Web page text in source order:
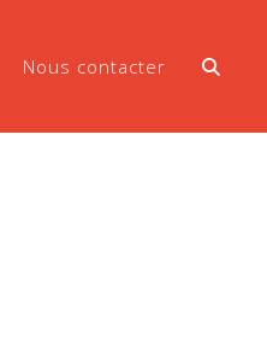
Nous contacter